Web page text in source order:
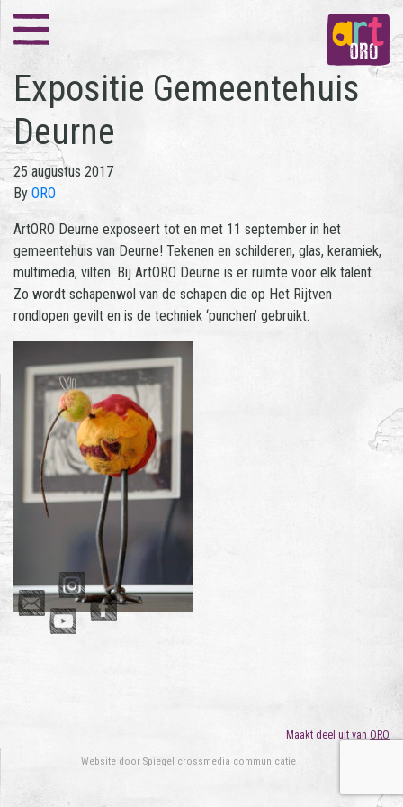
Expositie Gemeentehuis
Deurne
25 augustus 2017
By ORO
ArtORO Deurne exposeert tot en met 11 september in het
gemeentehuis van Deurne! Tekenen en schilderen, glas, keramiek,
multimedia, vilten. Bij ArtORO Deurne is er ruimte voor elk talent.
Zo wordt schapenwol van de schapen die op Het Rijtven
rondlopen gevilt en is de techniek ‘punchen’ gebruikt.
Maakt deel uit van ORO
Website door Spiegel crossmedia communicatie